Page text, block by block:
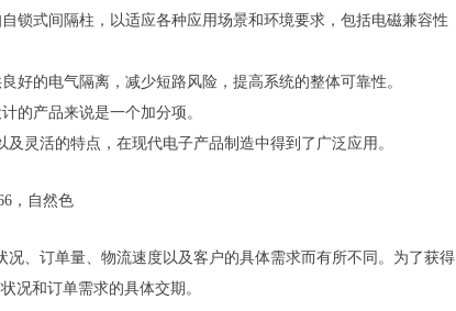
锁式间隔柱，以适应各种应用场景和环境要求，包括电磁兼容性
好的电气隔离，减少短路风险，提高系统的整体可靠性。
的产品来说是一个加分项。
灵活的特点，在现代电子产品制造中得到了广泛应用。
，自然色
况、订单量、物流速度以及客户的具体需求而有所不同。为了获得
况和订单需求的具体交期。